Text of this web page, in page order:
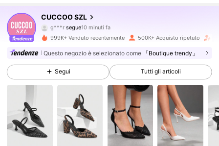
CUCCOO SZL
3***9 sta navigando
4.86
901K Follower
4.86 901K Follower
901K Follower
901K Follower
999K+ Venduto recentemente 500K+ Acquisto ripetuto
Questo negozio è selezionato come 「Boutique trendy」
Segui Tutti gli articoli